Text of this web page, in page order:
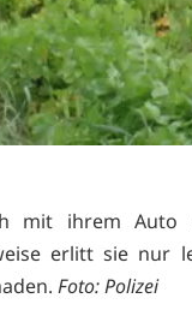
mit ihrem
erlitt sie nur
Foto: Polizei